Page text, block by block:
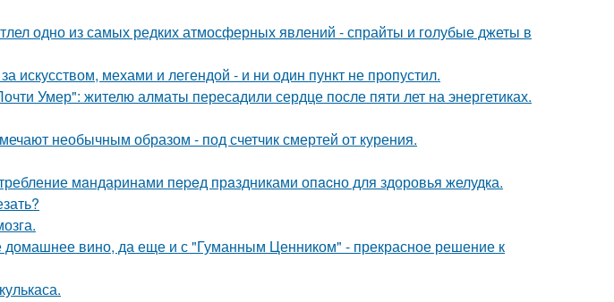
одно из самых редких атмосферных явлений - спрайты и голубые джеты в
искусством, мехами и легендой - и ни один пункт не пропустил.
Умер": жителю алматы пересадили сердце после пяти лет на энергетиках.
необычным образом - под счетчик смертей от курения.
мaндаринами пepeд прaздниками опacно для здоровья желудка.
домашнее вино, да еще и с "Гуманным Ценником" - прекрасное решение к